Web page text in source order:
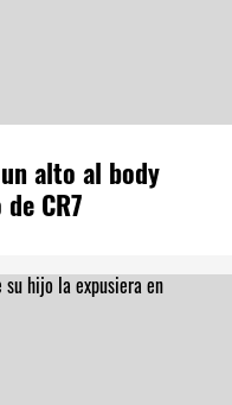
alto al body
CR7